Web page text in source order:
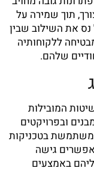
תוך שמירה על
את השילוב שבין
ללקוחותיה
שלהם.
המובילות
ובפרויקטים
בטכניקות
גישה
באמצעים